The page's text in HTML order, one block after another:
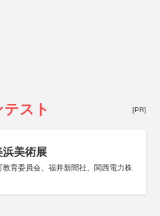
スト [PR]
美術展
育委員会、福井新聞社、関西電力株